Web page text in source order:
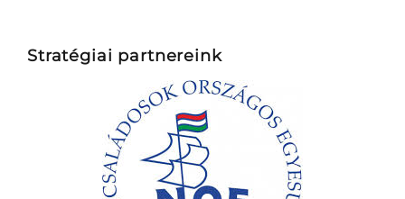
Stratégiai partnereink